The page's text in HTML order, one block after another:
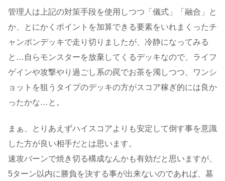
管理人は上記の対策手段を使用しつつ「儀式」「融合」と
か、とにかくポイントを加算できる要素をいれまくったチ
ャンポンデッキで走り切りましたが、冷静になってみる
と…自らモンスターを放棄してくるデッキなので、ライフ
ゲインや攻撃やり過ごし系の罠でお茶を濁しつつ、ワンシ
ョットを狙うタイプのデッキの方がスコア稼ぎ的には良か
ったかな…と。
まぁ、とりあえずハイスコアよりも安定して倒す事を意識
した方が良い相手だとは思います。
速攻バーンで焼き切る構成なんかも有効だと思いますが、
5ターン以内に勝負を決する事が出来ないのであれば、墓